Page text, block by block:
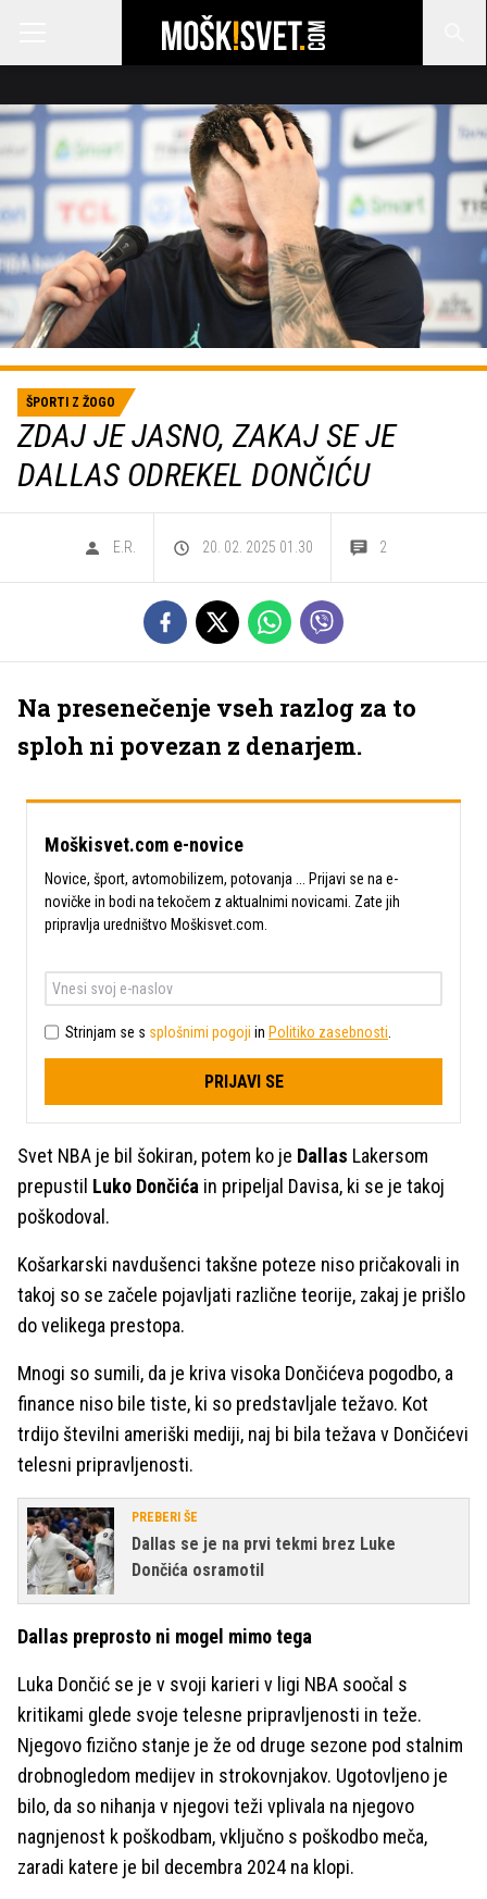
ŠPORTI Z ŽOGO
ZDAJ JE JASNO, ZAKAJ SE JE
DALLAS ODREKEL DONČIĆU
E.R. 20. 02. 2025 01.30 2
Na presenečenje vseh razlog za to
sploh ni povezan z denarjem.
Moškisvet.com e-novice
Novice, šport, avtomobilizem, potovanja ... Prijavi se na e-
novičke in bodi na tekočem z aktualnimi novicami. Zate jih
pripravlja uredništvo Moškisvet.com.
Strinjam se s splošnimi pogoji in Politiko zasebnosti
PRIJAVI SE
Svet NBA je bil šokiran, potem ko je Dallas Lakersom
prepustil Luko Dončića in pripeljal Davisa, ki se je takoj
poškodoval.
Košarkarski navdušenci takšne poteze niso pričakovali in
takoj so se začele pojavljati različne teorije, zakaj je prišlo
do velikega prestopa.
Mnogi so sumili, da je kriva visoka Dončićeva pogodbo, a
finance niso bile tiste, ki so predstavljale težavo. Kot
trdijo številni ameriški mediji, naj bi bila težava v Dončićevi
telesni pripravljenosti.
PREBERI ŠE
Dallas se je na prvi tekmi brez Luke
Dončića osramotil
Dallas preprosto ni mogel mimo tega
Luka Dončić se je v svoji karieri v ligi NBA soočal s
kritikami glede svoje telesne pripravljenosti in teže.
Njegovo fizično stanje je že od druge sezone pod stalnim
drobnogledom medijev in strokovnjakov. Ugotovljeno je
bilo, da so nihanja v njegovi teži vplivala na njegovo
nagnjenost k poškodbam, vključno s poškodbo meča,
zaradi katere je bil decembra 2024 na klopi.